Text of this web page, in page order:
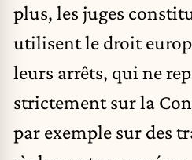
plus, les juges
utilisent le droit
leurs arrêts, qui ne
strictement sur la
par exemple sur des